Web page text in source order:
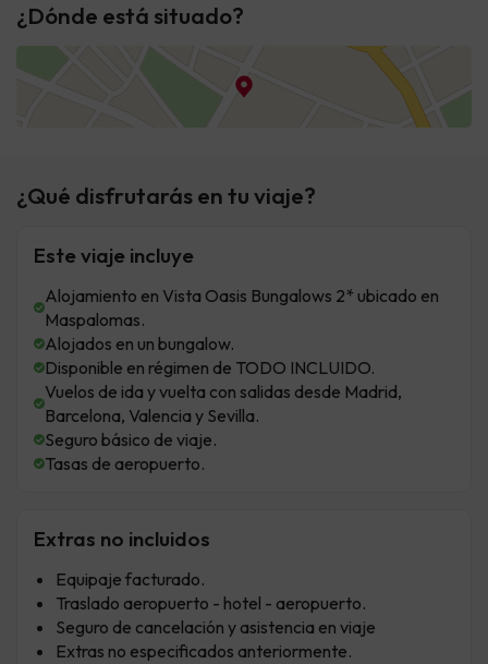
¿Dónde está situado?
¿Qué disfrutarás en tu viaje?
Este viaje incluye
Alojamiento en Vista Oasis Bungalows 2* ubicado en
Maspalomas.
Alojados en un bungalow.
Disponible en régimen de TODO INCLUIDO.
Vuelos de ida y vuelta con salidas desde Madrid,
Barcelona, Valencia y Sevilla.
Seguro básico de viaje.
Tasas de aeropuerto.
Extras no incluidos
Equipaje facturado.
Traslado aeropuerto - hotel - aeropuerto.
Seguro de cancelación y asistencia en viaje
Extras no especificados anteriormente.